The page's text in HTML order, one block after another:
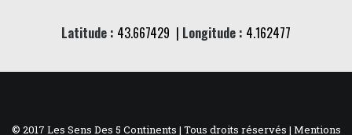
Latitude : 43.667429 | Longitude : 4.162477
© 2017 Les Sens Des 5 Continents | Tous droits réservés | Mentions